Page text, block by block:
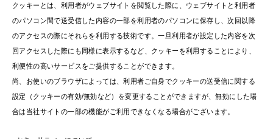
クッキーとは、利用者がウェブサイトを閲覧した際に、ウェブサイトと利用者
のパソコン間で送受信した内容の一部を利用者のパソコンに保存し、次回以降
のアクセスの際にそれらを利用する技術です。一旦利用者が設定した内容を次
回アクセスした際にも同様に表示するなど、クッキーを利用することにより、
利便性の高いサービスをご提供することができます。
尚、お使いのブラウザによっては、利用者ご自身でクッキーの送受信に関する
設定（クッキーの有効/無効など）を変更することができますが、無効にした場
合は当社サイトの一部の機能がご利用できなくなる場合がございます。